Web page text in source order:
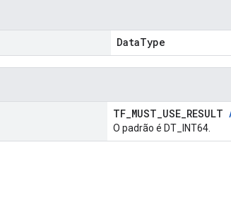
DataType
TF_MUST_USE_RESULT
O padrão é DT_INT64.